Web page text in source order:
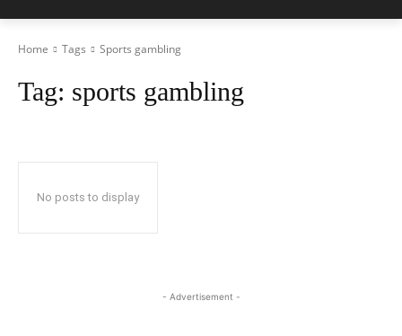
Home Tags Sports gambling
Tag: sports gambling
No posts to display
- Advertisement -